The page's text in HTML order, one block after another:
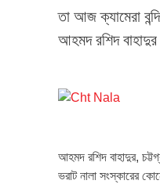
তা আজ ক্যামেরা
আহমদ রশিদ
আহমদ রশিদ বাহাদুর,
ভরাট নালা সংস্কারের